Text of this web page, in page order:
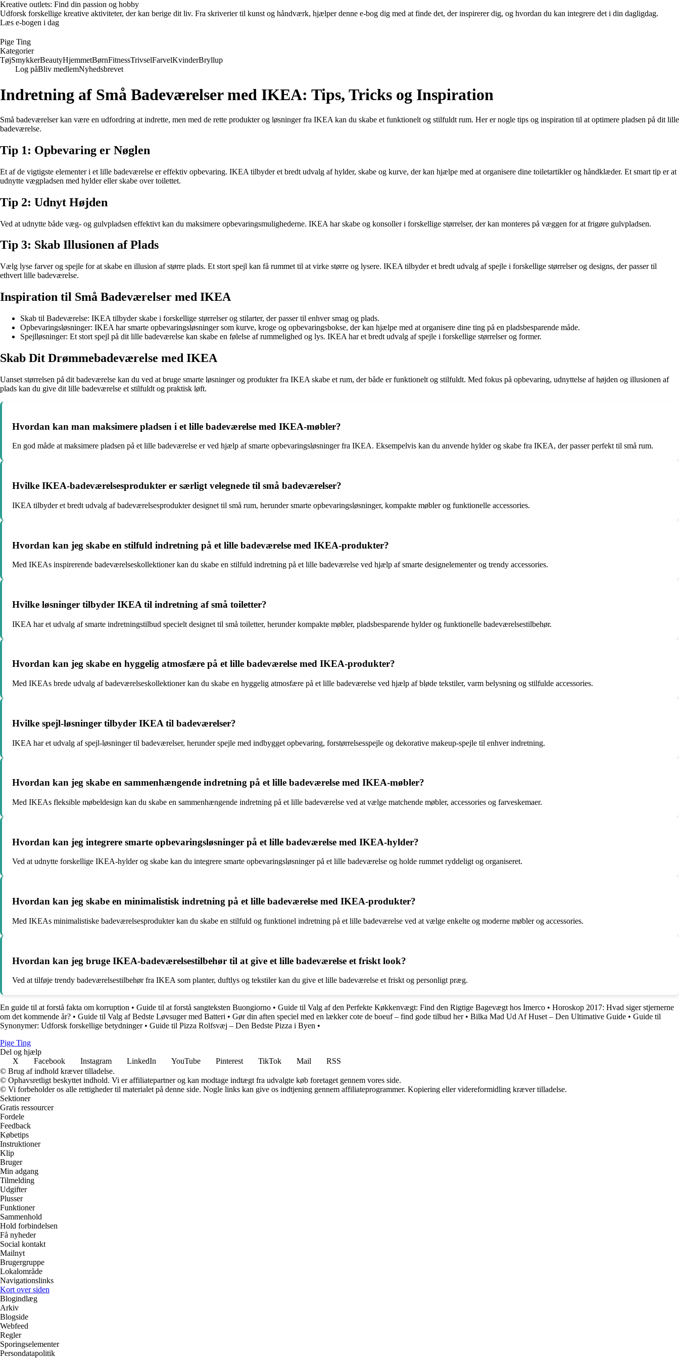
Kreative outlets: Find din passion og hobby
Udforsk forskellige kreative aktiviteter, der kan berige dit liv. Fra skriverier til kunst og håndværk, hjælper denne e-bog dig med at finde det, der inspirerer dig, og hvordan du kan integrere det i din dagligdag.
Læs e-bogen i dag
Pige Ting
Kategorier
TøjSmykkerBeautyHjemmetBørnFitnessTrivselFarvelKvinderBryllup
Log påBliv medlemNyhedsbrevet
Indretning af Små Badeværelser med IKEA: Tips, Tricks og Inspiration
Små badeværelser kan være en udfordring at indrette, men med de rette produkter og løsninger fra IKEA kan du skabe et funktionelt og stilfuldt rum. Her er nogle tips og inspiration til at optimere pladsen på dit lille
badeværelse.
Tip 1: Opbevaring er Nøglen
Et af de vigtigste elementer i et lille badeværelse er effektiv opbevaring. IKEA tilbyder et bredt udvalg af hylder, skabe og kurve, der kan hjælpe med at organisere dine toiletartikler og håndklæder. Et smart tip er at
udnytte vægpladsen med hylder eller skabe over toilettet.
Tip 2: Udnyt Højden
Ved at udnytte både væg- og gulvpladsen effektivt kan du maksimere opbevaringsmulighederne. IKEA har skabe og konsoller i forskellige størrelser, der kan monteres på væggen for at frigøre gulvpladsen.
Tip 3: Skab Illusionen af Plads
Vælg lyse farver og spejle for at skabe en illusion af større plads. Et stort spejl kan få rummet til at virke større og lysere. IKEA tilbyder et bredt udvalg af spejle i forskellige størrelser og designs, der passer til
ethvert lille badeværelse.
Inspiration til Små Badeværelser med IKEA
Skab til Badeværelse: IKEA tilbyder skabe i forskellige størrelser og stilarter, der passer til enhver smag og plads.
Opbevaringsløsninger: IKEA har smarte opbevaringsløsninger som kurve, kroge og opbevaringsbokse, der kan hjælpe med at organisere dine ting på en pladsbesparende måde.
Spejlløsninger: Et stort spejl på dit lille badeværelse kan skabe en følelse af rummelighed og lys. IKEA har et bredt udvalg af spejle i forskellige størrelser og former.
Skab Dit Drømmebadeværelse med IKEA
Uanset størrelsen på dit badeværelse kan du ved at bruge smarte løsninger og produkter fra IKEA skabe et rum, der både er funktionelt og stilfuldt. Med fokus på opbevaring, udnyttelse af højden og illusionen af
plads kan du give dit lille badeværelse et stilfuldt og praktisk løft.
Hvordan kan man maksimere pladsen i et lille badeværelse med IKEA-møbler?
En god måde at maksimere pladsen på et lille badeværelse er ved hjælp af smarte opbevaringsløsninger fra IKEA. Eksempelvis kan du anvende hylder og skabe fra IKEA, der passer perfekt til små rum.
Hvilke IKEA-badeværelsesprodukter er særligt velegnede til små badeværelser?
IKEA tilbyder et bredt udvalg af badeværelsesprodukter designet til små rum, herunder smarte opbevaringsløsninger, kompakte møbler og funktionelle accessories.
Hvordan kan jeg skabe en stilfuld indretning på et lille badeværelse med IKEA-produkter?
Med IKEAs inspirerende badeværelseskollektioner kan du skabe en stilfuld indretning på et lille badeværelse ved hjælp af smarte designelementer og trendy accessories.
Hvilke løsninger tilbyder IKEA til indretning af små toiletter?
IKEA har et udvalg af smarte indretningstilbud specielt designet til små toiletter, herunder kompakte møbler, pladsbesparende hylder og funktionelle badeværelsestilbehør.
Hvordan kan jeg skabe en hyggelig atmosfære på et lille badeværelse med IKEA-produkter?
Med IKEAs brede udvalg af badeværelseskollektioner kan du skabe en hyggelig atmosfære på et lille badeværelse ved hjælp af bløde tekstiler, varm belysning og stilfulde accessories.
Hvilke spejl-løsninger tilbyder IKEA til badeværelser?
IKEA har et udvalg af spejl-løsninger til badeværelser, herunder spejle med indbygget opbevaring, forstørrelsesspejle og dekorative makeup-spejle til enhver indretning.
Hvordan kan jeg skabe en sammenhængende indretning på et lille badeværelse med IKEA-møbler?
Med IKEAs fleksible møbeldesign kan du skabe en sammenhængende indretning på et lille badeværelse ved at vælge matchende møbler, accessories og farveskemaer.
Hvordan kan jeg integrere smarte opbevaringsløsninger på et lille badeværelse med IKEA-hylder?
Ved at udnytte forskellige IKEA-hylder og skabe kan du integrere smarte opbevaringsløsninger på et lille badeværelse og holde rummet ryddeligt og organiseret.
Hvordan kan jeg skabe en minimalistisk indretning på et lille badeværelse med IKEA-produkter?
Med IKEAs minimalistiske badeværelsesprodukter kan du skabe en stilfuld og funktionel indretning på et lille badeværelse ved at vælge enkelte og moderne møbler og accessories.
Hvordan kan jeg bruge IKEA-badeværelsestilbehør til at give et lille badeværelse et friskt look?
Ved at tilføje trendy badeværelsestilbehør fra IKEA som planter, duftlys og tekstiler kan du give et lille badeværelse et friskt og personligt præg.
En guide til at forstå fakta om korruption • Guide til at forstå sangteksten Buongiorno • Guide til Valg af den Perfekte Køkkenvægt: Find den Rigtige Bagevægt hos Imerco • Horoskop 2017: Hvad siger stjernerne
om det kommende år? • Guide til Valg af Bedste Løvsuger med Batteri • Gør din aften speciel med en lækker cote de boeuf – find gode tilbud her• Bilka Mad Ud Af Huset – Den Ultimative Guide • Guide til
Synonymer: Udforsk forskellige betydninger• Guide til Pizza Rolfsvæj – Den Bedste Pizza i Byen •
Pige Ting
Del og hjælp
X
Facebook Instagram LinkedIn YouTube Pinterest TikTok Mail
RSS
© Brug af indhold kræver tilladelse.
© Ophavsretligt beskyttet indhold. Vi er affiliatepartner og kan modtage indtægt fra udvalgte køb foretaget gennem vores side.
© Vi forbeholder os alle rettigheder til materialet på denne side. Nogle links kan give os indtjening gennem affiliateprogrammer. Kopiering eller videreformidling kræver tilladelse.
Sektioner
Gratis ressourcer
Fordele
Feedback
Købetips
Instruktioner
Klip
Bruger
Min adgang
Tilmelding
Udgifter
Plusser
Funktioner
Sammenhold
Hold forbindelsen
Få nyheder
Social kontakt
Mailnyt
Brugergruppe
Lokalområde
Navigationslinks
Kort over siden
Blogindlæg
Arkiv
Blogside
Webfeed
Regler
Sporingselementer
Persondatapolitik